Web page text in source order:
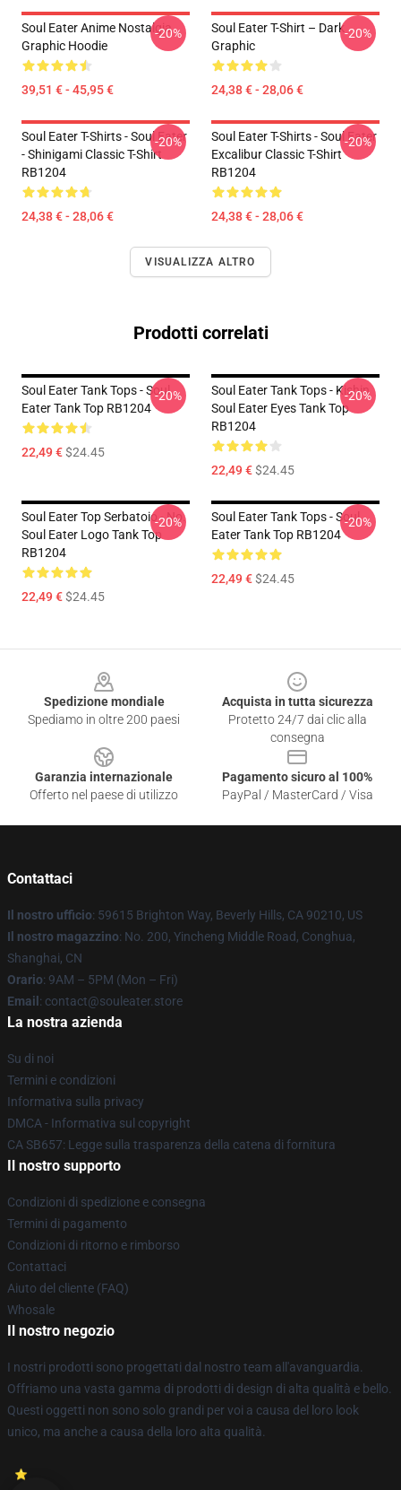
Soul Eater Anime Nostalgia
Graphic Hoodie
39,51 € - 45,95 €
-20%
Soul Eater T-Shirt – Dark
Graphic
24,38 € - 28,06 €
-20%
Soul Eater T-Shirts - Soul Eater
- Shinigami Classic T-Shirt
RB1204
24,38 € - 28,06 €
-20%
Soul Eater T-Shirts - Soul Eater
Excalibur Classic T-Shirt
RB1204
24,38 € - 28,06 €
-20%
VISUALIZZA ALTRO
Prodotti correlati
Soul Eater Tank Tops - Soul
Eater Tank Top RB1204
22,49 €$24.45
-20%
Soul Eater Tank Tops - Kishin
Soul Eater Eyes Tank Top
RB1204
22,49 €$24.45
-20%
Soul Eater Top Serbatoio - No.
Soul Eater Logo Tank Top
RB1204
22,49 €$24.45
-20%
Soul Eater Tank Tops - Soul
Eater Tank Top RB1204
22,49 €$24.45
-20%
Spedizione mondiale
Spediamo in oltre 200 paesi
Acquista in tutta sicurezza
Protetto 24/7 dai clic alla
consegna
Garanzia internazionale
Offerto nel paese di utilizzo
Pagamento sicuro al 100%
PayPal / MasterCard / Visa
Contattaci
Il nostro ufficio: 59615 Brighton Way, Beverly Hills, CA 90210, US
Il nostro magazzino: No. 200, Yincheng Middle Road, Conghua,
Shanghai, CN
Orario: 9AM – 5PM (Mon – Fri)
Email : contact@souleater.store
La nostra azienda
Su di noi
Termini e condizioni
Informativa sulla privacy
DMCA - Informativa sul copyright
CA SB657: Legge sulla trasparenza della catena di fornitura
Il nostro supporto
Condizioni di spedizione e consegna
Termini di pagamento
Condizioni di ritorno e rimborso
Contattaci
Aiuto del cliente (FAQ)
Whosale
Il nostro negozio
I nostri prodotti sono progettati dal nostro team all'avanguardia.
Offriamo una vasta gamma di prodotti di design di alta qualità e bello.
Questi oggetti non sono solo grandi per voi a causa del loro look
unico, ma anche a causa della loro alta qualità.